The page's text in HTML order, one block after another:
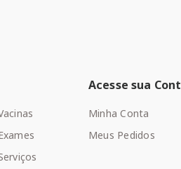
Acesse sua
Minha Conta
Meus Pedidos